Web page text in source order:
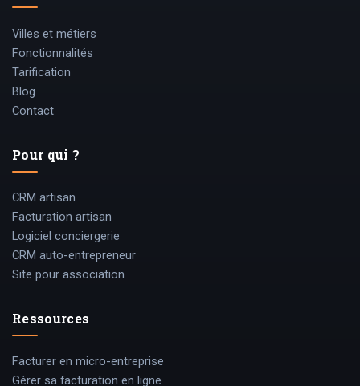
Villes et métiers
Fonctionnalités
Tarification
Blog
Contact
Pour qui ?
CRM artisan
Facturation artisan
Logiciel conciergerie
CRM auto-entrepreneur
Site pour association
Ressources
Facturer en micro-entreprise
Gérer sa facturation en ligne